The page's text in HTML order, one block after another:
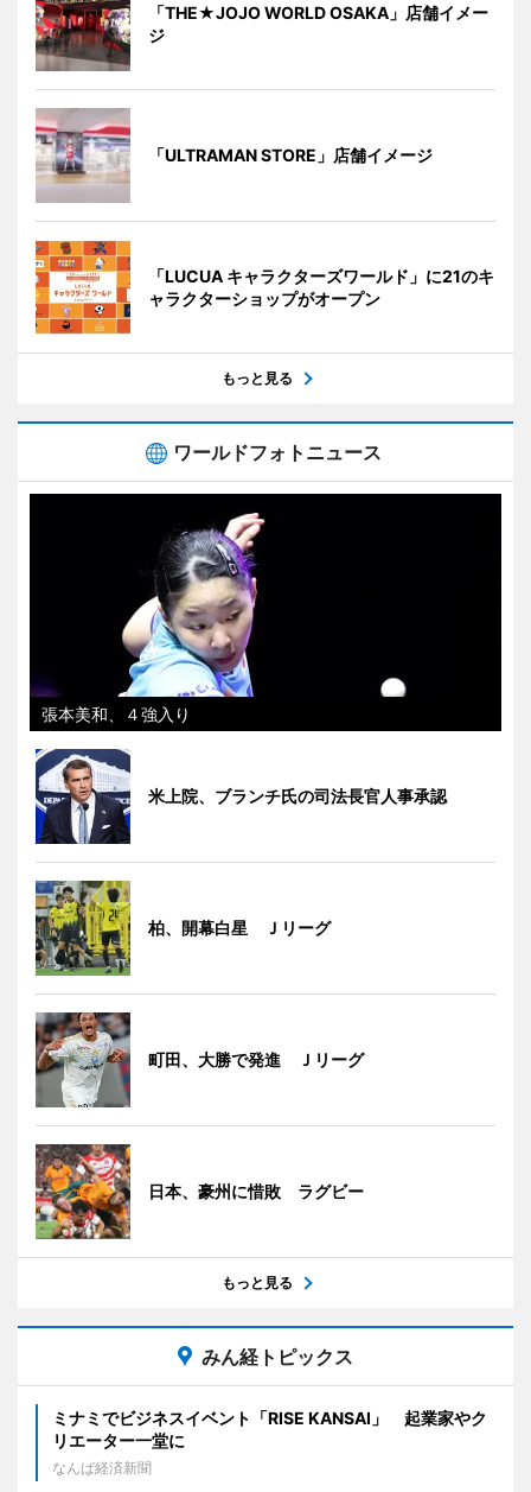
「THE★JOJO WORLD OSAKA」店舗イメー
ジ
「ULTRAMAN STORE」店舗イメージ
「LUCUA キャラクターズワールド」に21のキ
ャラクターショップがオープン
もっと見る
ワールドフォトニュース
張本美和、４強入り
米上院、ブランチ氏の司法長官人事承認
柏、開幕白星 Ｊリーグ
町田、大勝で発進 Ｊリーグ
日本、豪州に惜敗 ラグビー
もっと見る
みん経トピックス
ミナミでビジネスイベント「RISE KANSAI」 起業家やク
リエーター一堂に
なんば経済新聞